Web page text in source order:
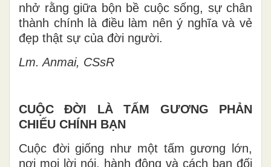
nhở rằng giữa bộn bề cuộc sống, sự chân
thành chính là điều làm nên ý nghĩa và vẻ
đẹp thật sự của đời người.
Lm. Anmai, CSsR
CUỘC ĐỜI LÀ TẤM GƯƠNG PHẢN
CHIẾU CHÍNH BẠN
Cuộc đời giống như một tấm gương lớn,
nơi mọi lời nói, hành động và cách bạn đối